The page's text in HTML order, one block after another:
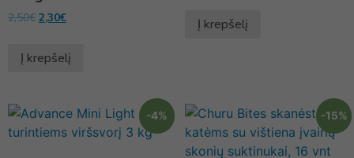
2,50€ 2,30€
Į krepšelį
Į krepšelį
-4% -15%